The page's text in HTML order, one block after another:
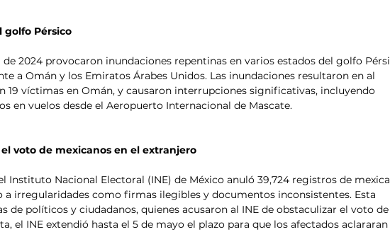
golfo Pérsico
de 2024 provocaron inundaciones repentinas en varios estados del golfo
a Omán y los Emiratos Árabes Unidos. Las inundaciones resultaron en al
19 víctimas en Omán, y causaron interrupciones significativas, incluyendo
en vuelos desde el Aeropuerto Internacional de Mascate.
el voto de mexicanos en el extranjero
Instituto Nacional Electoral (INE) de México anuló 39,724 registros de
a irregularidades como firmas ilegibles y documentos inconsistentes. Esta
de políticos y ciudadanos, quienes acusaron al INE de obstaculizar el voto
el INE extendió hasta el 5 de mayo el plazo para que los afectados